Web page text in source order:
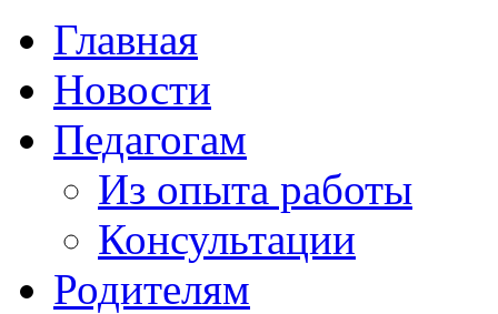
Главная
Новости
Педагогам
Из опыта работы
Консультации
Родителям